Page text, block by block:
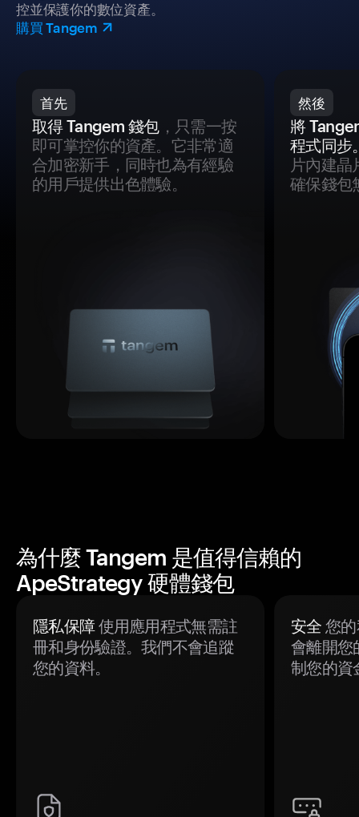
控並保護你的數位資產。
購買 Tangem
首先
取得 Tangem 錢包，只需一按
即可掌控你的資產。它非常適
合加密新手，同時也為有經驗
的用戶提供出色體驗。
然後
將
程式同步
片內建晶
確保錢包
為什麼 Tangem 是值得信賴的
ApeStrategy 硬體錢包
隱私保障使用應用程式無需註
冊和身份驗證。我們不會追蹤
您的資料。
安全 您
會離開您
制您的資